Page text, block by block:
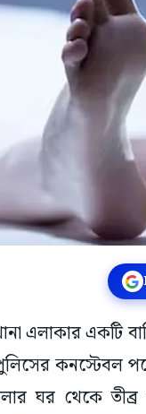
এলাকার একটি
কনস্টেবল
ঘর থেকে